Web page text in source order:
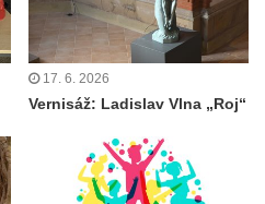
17. 6. 2026
Vernisáž: Ladislav Vlna „Roj“